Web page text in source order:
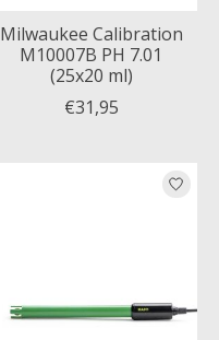
Milwaukee Calibration
M10007B PH 7.01
(25x20 ml)
€31,95